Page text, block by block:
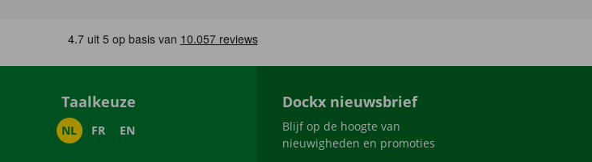
Taalkeuze
NL FR EN
Dockx nieuwsbrief
Blijf op de hoogte van
nieuwigheden en promoties